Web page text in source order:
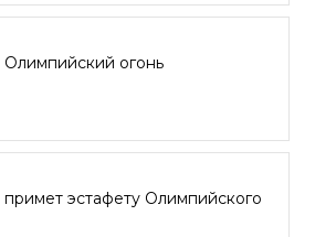
огонь
эстафету Олимпийского